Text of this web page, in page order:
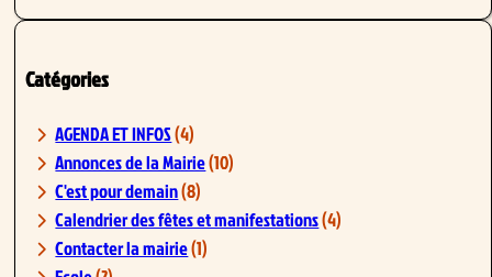
Catégories
AGENDA ET INFOS(4)
Annonces de la Mairie(10)
C'est pour demain(8)
Calendrier des fêtes et manifestations(4)
Contacter la mairie(1)